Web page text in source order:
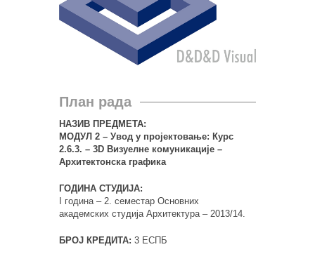
План рада
НАЗИВ ПРЕДМЕТА:
МОДУЛ 2 – Увод у пројектовање: Курс
2.6.3. – 3D Визуелне комуникације –
Архитектонска графика
ГОДИНА СТУДИЈА:
I година – 2. семестар Основних
академских студија Архитектура – 2013/14.
БРОЈ КРЕДИТА: 3 ЕСПБ